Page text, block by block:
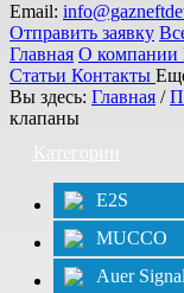
Email:
Отправить заявку
Главная О компании
Статьи Контакты
Вы здесь: Главная /
клапаны
Категории
E2S
MUCCO
Auer Signal